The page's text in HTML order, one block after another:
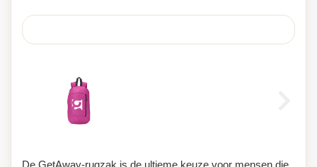
De GetAway-rugzak is de ultieme keuze voor mensen die